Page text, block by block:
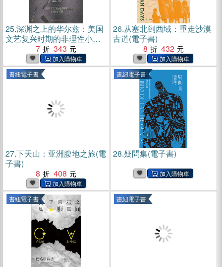
25.深渊之上的华尔兹：美国
文艺复兴时期的非理性小说
7 343
26.从塞北到西域：重走沙漠
古道(電子書)
8
432
書紐電子書
27.下天山：亚洲腹地之旅(電
子書)
8
408
書紐電子書
28.疑問集(電子書)
書紐電子書 書紐電子書